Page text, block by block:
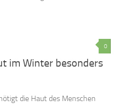
0
im Winter besonders
die Haut des Menschen